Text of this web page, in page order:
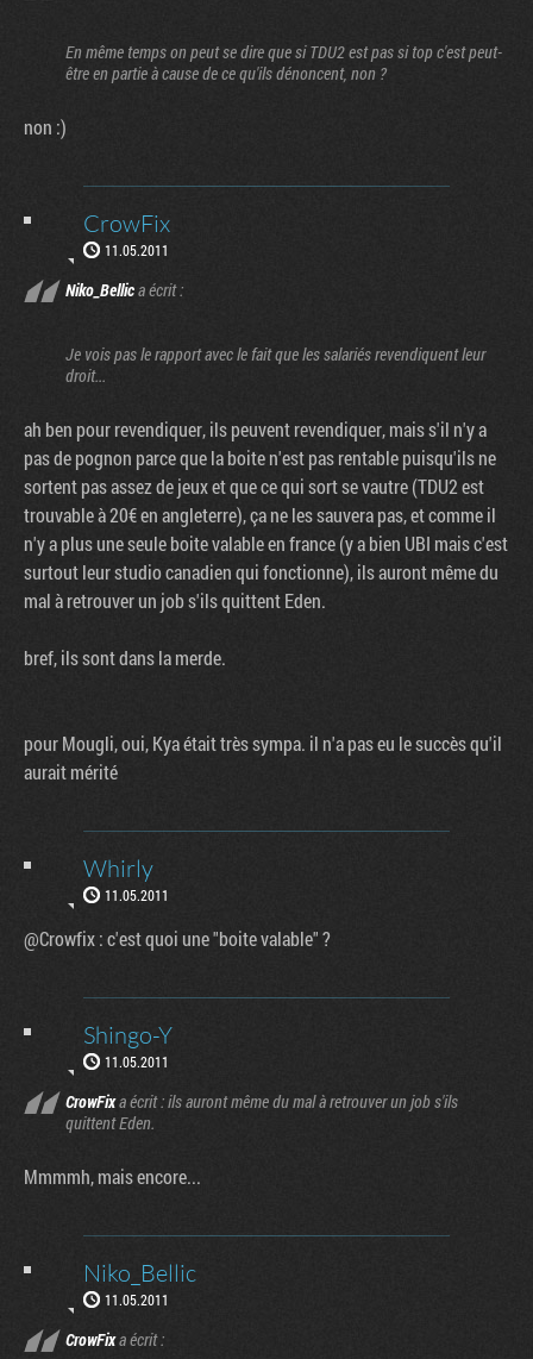
En même temps on peut se dire que si TDU2 est pas si top c'est peut-
être en partie à cause de ce qu'ils dénoncent, non ?
non :)
CrowFix
11.05.2011
Niko_Bellica écrit :
Je vois pas le rapport avec le fait que les salariés revendiquent leur
droit...
ah ben pour revendiquer, ils peuvent revendiquer, mais s'il n'y a
pas de pognon parce que la boite n'est pas rentable puisqu'ils ne
sortent pas assez de jeux et que ce qui sort se vautre (TDU2 est
trouvable à 20€ en angleterre), ça ne les sauvera pas, et comme il
n'y a plus une seule boite valable en france (y a bien UBI mais c'est
surtout leur studio canadien qui fonctionne), ils auront même du
mal à retrouver un job s'ils quittent Eden.
bref, ils sont dans la merde.
pour Mougli, oui, Kya était très sympa. il n'a pas eu le succès qu'il
aurait mérité
Whirly
11.05.2011
@Crowfix : c'est quoi une "boite valable" ?
Shingo-Y
11.05.2011
CrowFixa écrit : ils auront même du mal à retrouver un job s'ils
quittent Eden.
Mmmmh, mais encore...
Niko_Bellic
11.05.2011
CrowFixa écrit :